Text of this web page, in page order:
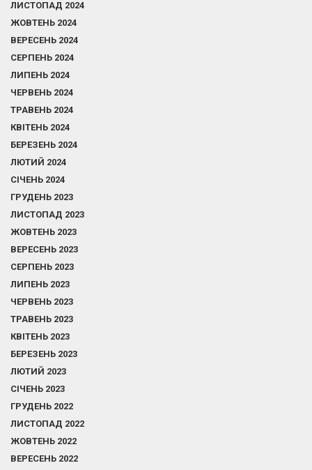
ЛИСТОПАД 2024
ЖОВТЕНЬ 2024
ВЕРЕСЕНЬ 2024
СЕРПЕНЬ 2024
ЛИПЕНЬ 2024
ЧЕРВЕНЬ 2024
ТРАВЕНЬ 2024
КВІТЕНЬ 2024
БЕРЕЗЕНЬ 2024
ЛЮТИЙ 2024
СІЧЕНЬ 2024
ГРУДЕНЬ 2023
ЛИСТОПАД 2023
ЖОВТЕНЬ 2023
ВЕРЕСЕНЬ 2023
СЕРПЕНЬ 2023
ЛИПЕНЬ 2023
ЧЕРВЕНЬ 2023
ТРАВЕНЬ 2023
КВІТЕНЬ 2023
БЕРЕЗЕНЬ 2023
ЛЮТИЙ 2023
СІЧЕНЬ 2023
ГРУДЕНЬ 2022
ЛИСТОПАД 2022
ЖОВТЕНЬ 2022
ВЕРЕСЕНЬ 2022